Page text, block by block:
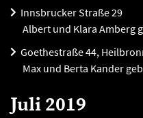
Innsbrucker Straße 29
Albert und Klara Amberg
Goethestraße 44,
Max und Berta Kander
Juli 2019